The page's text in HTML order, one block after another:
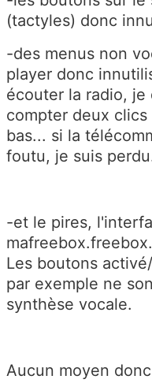
(tactyles) donc
-des menus non
player donc
écouter la radio,
compter deux
bas... si la
foutu, je suis
-et le pires,
Les boutons
par exemple ne
synthèse vocale.
Aucun moyen